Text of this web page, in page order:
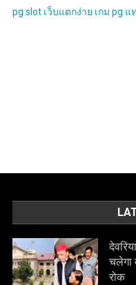
pg slot เว็บแตกง่าย เกม pg แ
चलेगा
रोक